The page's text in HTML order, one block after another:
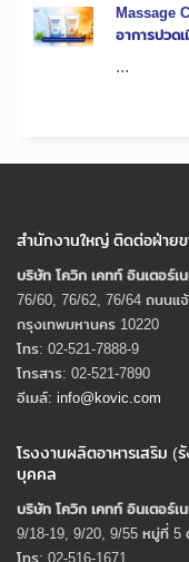
Massage
อาการปวด
...
สำนักงานใหญ่ ติดต่อฝ่าย
บริษัท โควิก เคทท์ อินเตอร์เ
76/60, 76/62, 76/64 ถนนแ
กรุงเทพมหานคร 10220
โทร: 02-521-7888-9
โทรสาร: 02-521-7890
อีเมล์: info@kovic.com
โรงงานผลิตอาหารเสริม
บุคคล
บริษัท โควิก เคทท์ อินเตอร์เ
9/18-19, 9/20, 9/55 หมู่ที่